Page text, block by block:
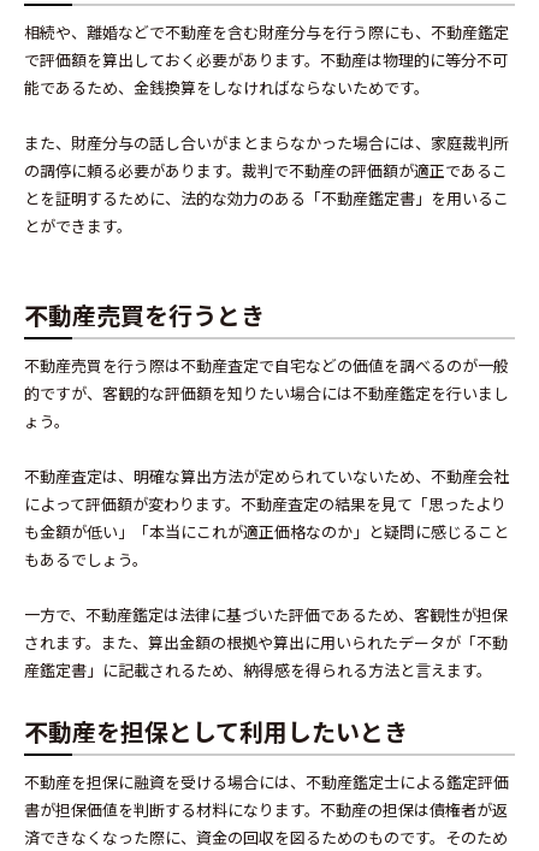
相続や、離婚などで不動産を含む財産分与を行う際にも、不動産鑑定
で評価額を算出しておく必要があります。不動産は物理的に等分不可
能であるため、金銭換算をしなければならないためです。
また、財産分与の話し合いがまとまらなかった場合には、家庭裁判所
の調停に頼る必要があります。裁判で不動産の評価額が適正であるこ
とを証明するために、法的な効力のある「不動産鑑定書」を用いるこ
とができます。
不動産売買を行うとき
不動産売買を行う際は不動産査定で自宅などの価値を調べるのが一般
的ですが、客観的な評価額を知りたい場合には不動産鑑定を行いまし
ょう。
不動産査定は、明確な算出方法が定められていないため、不動産会社
によって評価額が変わります。不動産査定の結果を見て「思ったより
も金額が低い」「本当にこれが適正価格なのか」と疑問に感じること
もあるでしょう。
一方で、不動産鑑定は法律に基づいた評価であるため、客観性が担保
されます。また、算出金額の根拠や算出に用いられたデータが「不動
産鑑定書」に記載されるため、納得感を得られる方法と言えます。
不動産を担保として利用したいとき
不動産を担保に融資を受ける場合には、不動産鑑定士による鑑定評価
書が担保価値を判断する材料になります。不動産の担保は債権者が返
済できなくなった際に、資金の回収を図るためのものです。そのため